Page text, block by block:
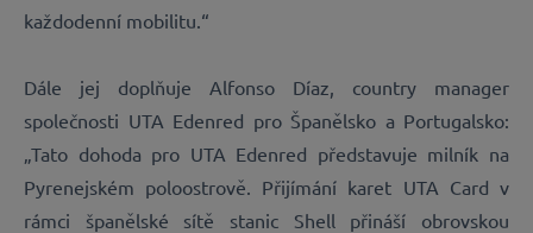
každodenní mobilitu.“
Dále jej doplňuje Alfonso Díaz, country manager
společnosti UTA Edenred pro Španělsko a Portugalsko:
„Tato dohoda pro UTA Edenred představuje milník na
Pyrenejském poloostrově. Přijímání karet UTA Card v
rámci španělské sítě stanic Shell přináší obrovskou